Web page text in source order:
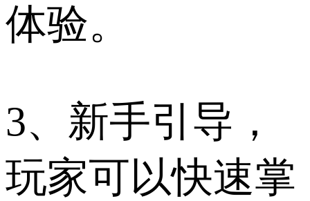
体验。
3、新手引导，
玩家可以快速掌